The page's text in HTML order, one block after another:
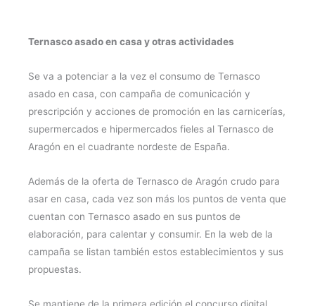
Ternasco asado en casa y otras actividades
Se va a potenciar a la vez el consumo de Ternasco
asado en casa, con campaña de comunicación y
prescripción y acciones de promoción en las carnicerías,
supermercados e hipermercados fieles al Ternasco de
Aragón en el cuadrante nordeste de España.
Además de la oferta de Ternasco de Aragón crudo para
asar en casa, cada vez son más los puntos de venta que
cuentan con Ternasco asado en sus puntos de
elaboración, para calentar y consumir. En la web de la
campaña se listan también estos establecimientos y sus
propuestas.
Se mantiene de la primera edición el concurso digital